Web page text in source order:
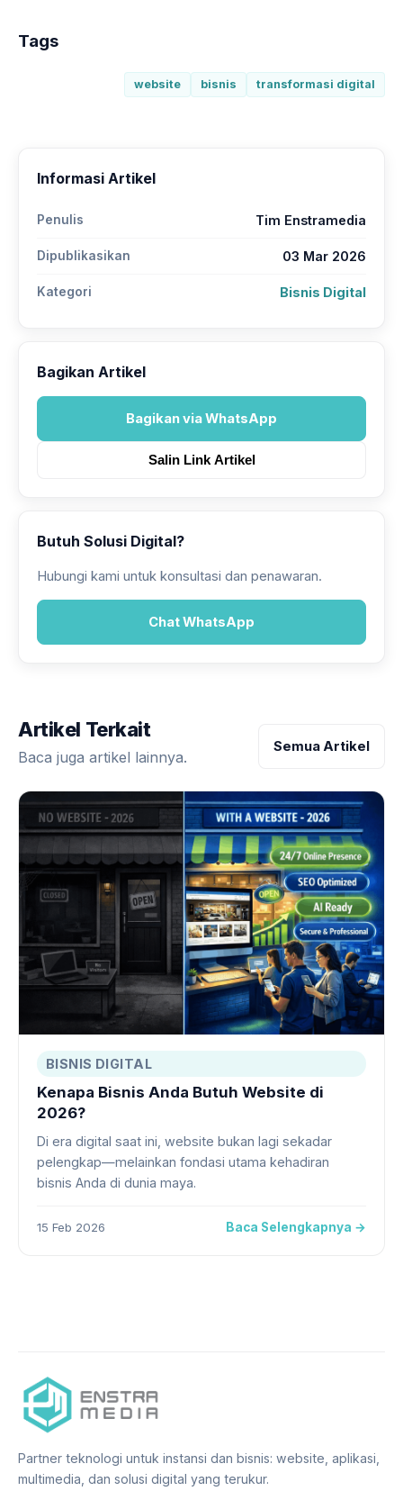
Tags
website bisnis transformasi digital
Informasi Artikel
Penulis Tim Enstramedia
Dipublikasikan 03 Mar 2026
Kategori Bisnis Digital
Bagikan Artikel
Bagikan via WhatsApp
Salin Link Artikel
Butuh Solusi Digital?
Hubungi kami untuk konsultasi dan penawaran.
Chat WhatsApp
Artikel Terkait
Baca juga artikel lainnya.
Semua Artikel
BISNIS DIGITAL
Kenapa Bisnis Anda Butuh Website di
2026?
Di era digital saat ini, website bukan lagi sekadar
pelengkap—melainkan fondasi utama kehadiran
bisnis Anda di dunia maya.
15 Feb 2026 Baca Selengkapnya →
Partner teknologi untuk instansi dan bisnis: website, aplikasi,
multimedia, dan solusi digital yang terukur.